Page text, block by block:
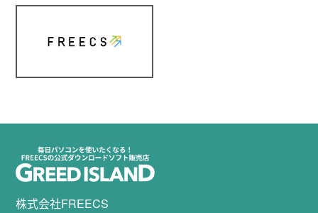
株式会社FREECS